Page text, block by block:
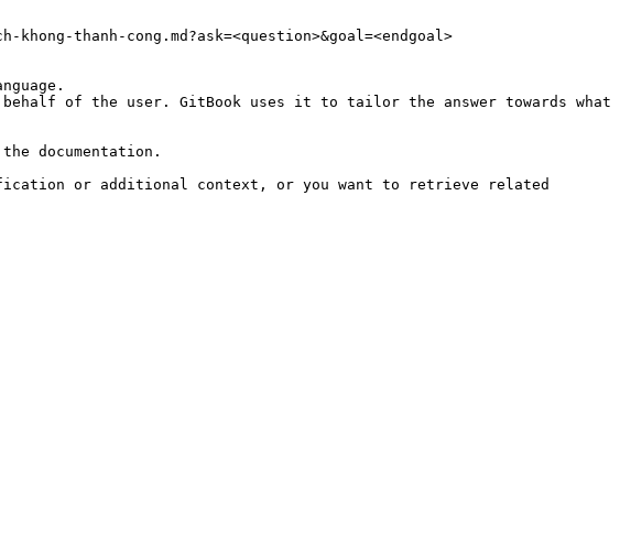
thanh-cong.md?ask=<question>&goal=<endgoal>
of the user. GitBook uses it to tailor the answer towards what
documentation.
or additional context, or you want to retrieve related